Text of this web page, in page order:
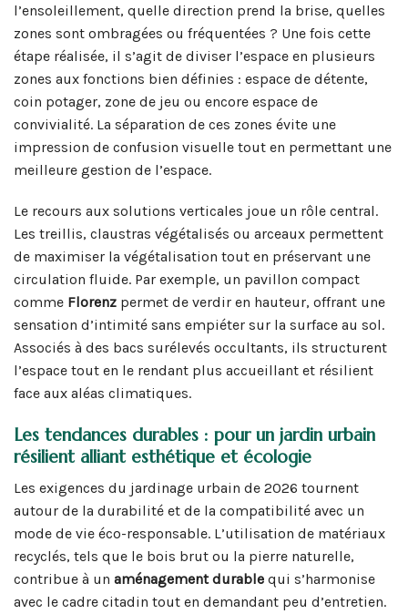
l’ensoleillement, quelle direction prend la brise, quelles
zones sont ombragées ou fréquentées ? Une fois cette
étape réalisée, il s’agit de diviser l’espace en plusieurs
zones aux fonctions bien définies : espace de détente,
coin potager, zone de jeu ou encore espace de
convivialité. La séparation de ces zones évite une
impression de confusion visuelle tout en permettant une
meilleure gestion de l’espace.
Le recours aux solutions verticales joue un rôle central.
Les treillis, claustras végétalisés ou arceaux permettent
de maximiser la végétalisation tout en préservant une
circulation fluide. Par exemple, un pavillon compact
comme Florenz permet de verdir en hauteur, offrant une
sensation d’intimité sans empiéter sur la surface au sol.
Associés à des bacs surélevés occultants, ils structurent
l’espace tout en le rendant plus accueillant et résilient
face aux aléas climatiques.
Les tendances durables : pour un jardin urbain
résilient alliant esthétique et écologie
Les exigences du jardinage urbain de 2026 tournent
autour de la durabilité et de la compatibilité avec un
mode de vie éco-responsable. L’utilisation de matériaux
recyclés, tels que le bois brut ou la pierre naturelle,
contribue à un aménagement durable qui s’harmonise
avec le cadre citadin tout en demandant peu d’entretien.